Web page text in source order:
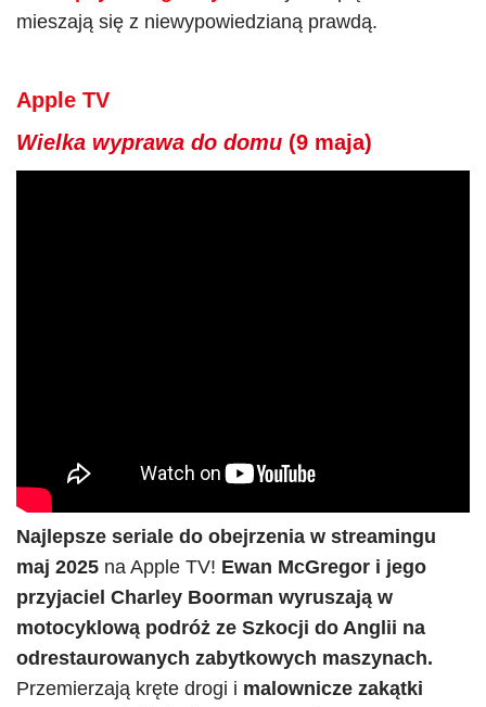
mieszają się z niewypowiedzianą prawdą.
Apple TV
Wielka wyprawa do domu (9 maja)
Najlepsze seriale do obejrzenia w streamingu
maj 2025 na Apple TV! Ewan McGregor i jego
przyjaciel Charley Boorman wyruszają w
motocyklową podróż ze Szkocji do Anglii na
odrestaurowanych zabytkowych maszynach.
Przemierzają kręte drogi i malownicze zakątki